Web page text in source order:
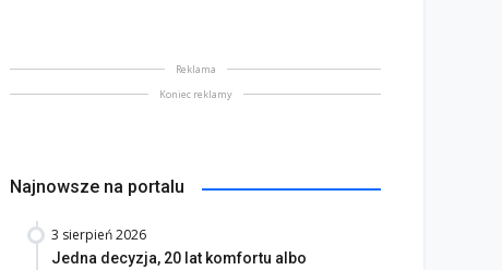
Reklama
Koniec reklamy
Najnowsze na portalu
3 sierpień 2026
Jedna decyzja, 20 lat komfortu albo